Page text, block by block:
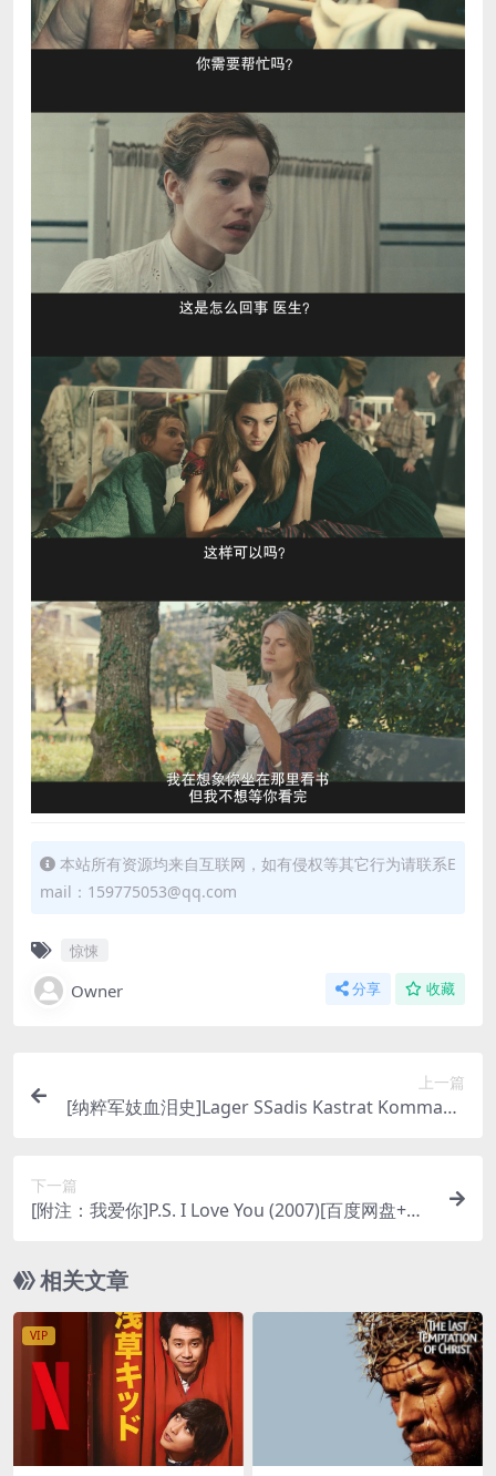
本站所有资源均来自互联网，如有侵权等其它行为请联系E
mail：159775053@qq.com
惊悚
Owner 分享 收藏
上一篇
[纳粹军妓血泪史]Lager SSadis Kastrat Kommand
下一篇
[附注：我爱你]P.S. I Love You (2007)[百度网盘+夸
[MP4/8GB][中英字幕]
相关文章
VIP